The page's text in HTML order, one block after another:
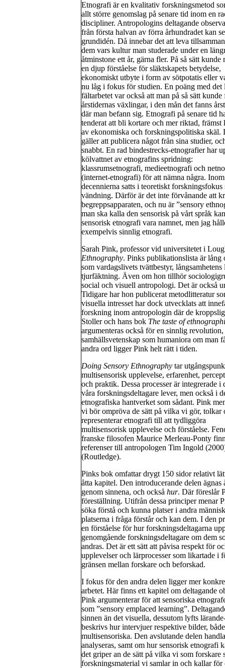
Etnografi är en kvalitativ forskningsmetod
allt större genomslag på senare tid inom en
discipliner. Antropologins deltagande
från första halvan av förra århundradet kan
grundidén. Då innebar det att leva
dem vars kultur man studerade under en
åtminstone ett år, gärna fler. På så sätt kunde
en djup förståelse för släktskapets betydelse,
ekonomiskt utbyte i form av sötpotatis eller
nu låg i fokus för studien. En poäng med det
fältarbetet var också att man på så sätt kunde
årstidernas växlingar, i den mån det fanns
där man befann sig. Etnografi på senare tid
tenderat att bli kortare och mer riktad, främst
av ekonomiska och forskningspolitiska skäl.
gäller att publicera något från sina studier,
snabbt. En rad bindestrecks-etnografier har
kölvattnet av etnografins spridning:
klassrumsetnografi, medieetnografi och
(internet-etnografi) för att nämna några.
decennierna satts i teoretiskt
vändning. Därför är det inte förvånande att
begreppsapparaten, och nu är ”sensory
man ska kalla den sensorisk på vårt språk
sensorisk etnografi vara namnet, men jag
exempelvis sinnlig etnografi.
Sarah Pink, professor vid universitetet i
Ethnography. Pinks publikationslista är
som vardagslivets tvättbestyr,
tjurfäktning. Även om hon tillhör
social och visuell antropologi. Det är också
Tidigare har hon publicerat metodlitteratur
visuella intresset har dock utvecklats att
forskning inom antropologin där de
Stoller och hans bok The taste of
argumenteras också för en sinnlig
samhällsvetenskap som humaniora om man
andra ord ligger Pink helt rätt i tiden.
Doing Sensory Ethnography tar
multisensorisk upplevelse, erfarenhet,
och praktik. Dessa processer är integrerade i
våra forskningsdeltagare lever, men också i
etnografiska hantverket som sådant. Pink
vi bör ompröva de sätt på vilka vi gör, tolkar
representerar etnografi till att tydliggöra
multisensorisk upplevelse och förståelse.
franske filosofen Maurice Merleau-Ponty
referenser till antropologen Tim Ingold
(Routledge).
Pinks bok omfattar drygt 150 sidor relativt
åtta kapitel. Den introducerande delen
genom sinnena, och också hur. Där föreslår
föreställning. Utifrån dessa principer menar
söka förstå och kunna platser i andra
platserna i fråga förstår och kan dem. I den
en förståelse för hur forskningsdeltagarna
genomgående forskningsdeltagare om dem
andras. Det är ett sätt att påvisa respekt för
upplevelser och lärprocesser som likartade
gränsen mellan forskare och beforskad.
I fokus för den andra delen ligger mer
arbetet. Här finns ett kapitel om deltagande
Pink argumenterar för att sensoriska
som ”sensory emplaced learning”.
sinnen än det visuella, dessutom lyfts
beskrivs hur intervjuer respektive bilder,
multisensoriska. Den avslutande delen
analyseras, samt om hur sensorisk etnografi
det griper an de sätt på vilka vi som
forskningsmaterial vi samlar in och kallar